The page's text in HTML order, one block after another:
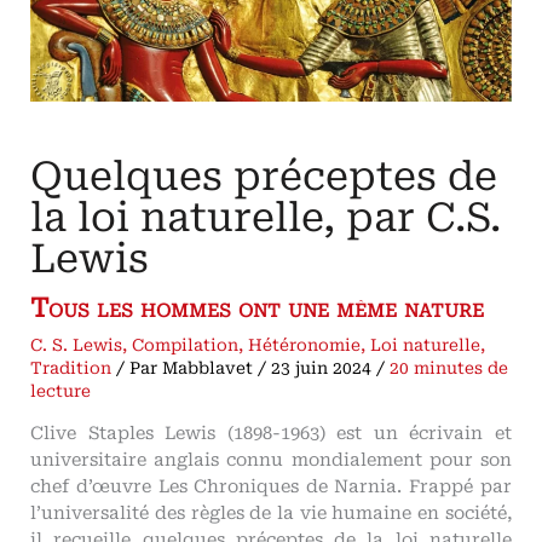
Quelques préceptes de
la loi naturelle, par C.S.
Lewis
Tous les hommes ont une même nature
C. S. Lewis,Compilation,Hétéronomie,Loi naturelle,
Tradition / ParMabblavet /23 juin 2024 /20 minutes de
lecture
Clive Staples Lewis (1898-1963) est un écrivain et
universitaire anglais connu mondialement pour son
chef d’œuvre Les Chroniques de Narnia. Frappé par
l’universalité des règles de la vie humaine en société,